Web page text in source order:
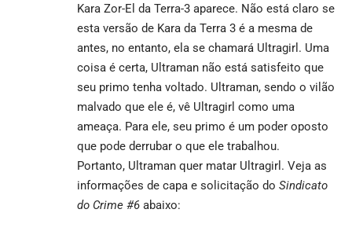
Kara Zor-El da Terra-3 aparece. Não está claro se
esta versão de Kara da Terra 3 é a mesma de
antes, no entanto, ela se chamará Ultragirl. Uma
coisa é certa, Ultraman não está satisfeito que
seu primo tenha voltado. Ultraman, sendo o vilão
malvado que ele é, vê Ultragirl como uma
ameaça. Para ele, seu primo é um poder oposto
que pode derrubar o que ele trabalhou.
Portanto, Ultraman quer matar Ultragirl. Veja as
informações de capa e solicitação do Sindicato
do Crime #6 abaixo: